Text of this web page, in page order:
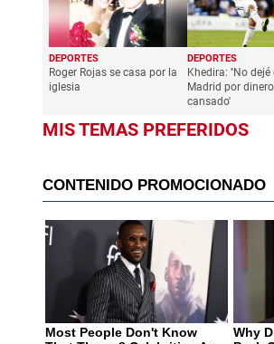
DEPORTES
Roger Rojas se casa por la
iglesia
DEPORTES
Khedira: ''No dejé
Madrid por
cansado'
MIS TEMAS PREFERIDOS